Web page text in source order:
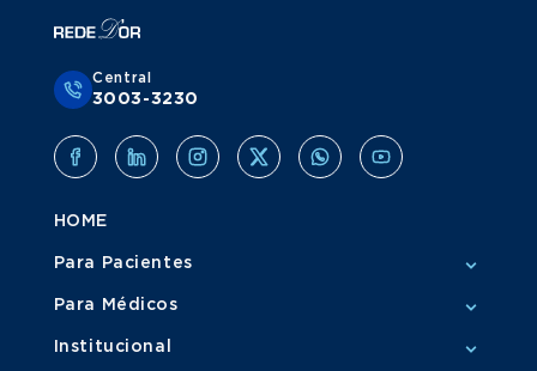
Central
3003-3230
HOME
Para Pacientes
Para Médicos
Institucional